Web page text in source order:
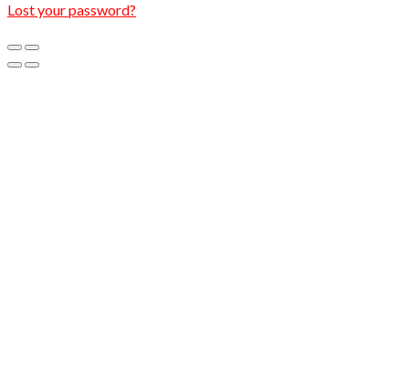
Lost your password?